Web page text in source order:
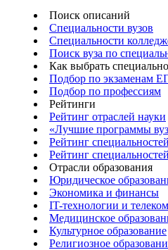
Поиск описаний
Специальности вузов
Специальности
Поиск вуза по
Как выбрать
Подбор по экзаменам
Подбор по профессиям
Рейтинги
Рейтинг отраслей науки
«Лучшие программы
Рейтинг
Рейтинг
Отрасли образования
Юридическое
Экономика и финансы
IT-технологии и
Медицинское
Культурное образование
Религиозное